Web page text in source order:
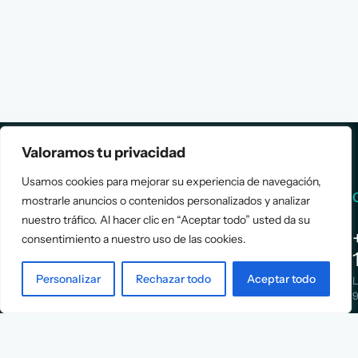
Valoramos tu privacidad
Usamos cookies para mejorar su experiencia de navegación,
mostrarle anuncios o contenidos personalizados y analizar
nuestro tráfico. Al hacer clic en “Aceptar todo” usted da su
consentimiento a nuestro uso de las cookies.
Personalizar Rechazar todo Aceptar todo
Asociación
Services
Assessment
Positioning
Strategy
Info
Services
Cases